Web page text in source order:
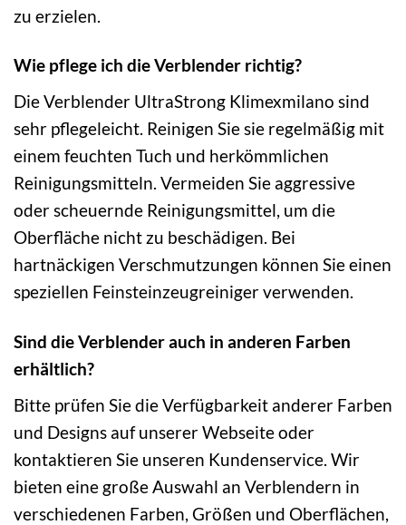
zu erzielen.
Wie pflege ich die Verblender richtig?
Die Verblender UltraStrong Klimexmilano sind
sehr pflegeleicht. Reinigen Sie sie regelmäßig mit
einem feuchten Tuch und herkömmlichen
Reinigungsmitteln. Vermeiden Sie aggressive
oder scheuernde Reinigungsmittel, um die
Oberfläche nicht zu beschädigen. Bei
hartnäckigen Verschmutzungen können Sie einen
speziellen Feinsteinzeugreiniger verwenden.
Sind die Verblender auch in anderen Farben
erhältlich?
Bitte prüfen Sie die Verfügbarkeit anderer Farben
und Designs auf unserer Webseite oder
kontaktieren Sie unseren Kundenservice. Wir
bieten eine große Auswahl an Verblendern in
verschiedenen Farben, Größen und Oberflächen,